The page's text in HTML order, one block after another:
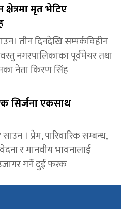
मृत भेटिए
तीन दिनदेखि सम्पर्कविहीन
नगरपालिकाका पूर्वमेयर तथा
नेता किरण सिंह
सिर्जना एकसाथ
। प्रेम, पारिवारिक सम्बन्ध,
र मानवीय भावनालाई
गर्ने दुई फरक